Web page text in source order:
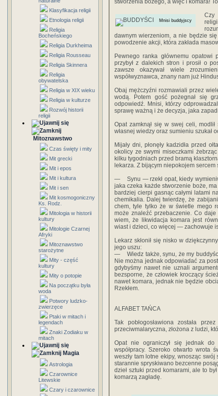
Klasyfikacja religii
Etnologia religii
Religia
Bocheńskiego
Religia Durkheima
Religia Rousseau
Religia Skinnera
Religia
obywatelska
Religia w XIX wieku
Religia w kulturze
Rozwój historii
religii
Mitoznawstwo
Czas święty i mity
Mit grecki
Mit i epos
Mit i kultura
Mit i sen
Mit kosmogoniczny
Ks. Rodz.
Mitologia w historii
kultury
Mitologie Czarnej
Afryki
Mitoznawstwo
starożytne
Mity - część
kultury
Mity o potopie
Na początku była
woda
Potwory ludzko-
zwierzęce
Ptaki w mitach i
legendach
Znaki Zodiaku w
mitach
Magia
Astrologia
Czarownice
Litewskie
Czary i czarownice
stworzenia bożego, a więc i komara!
Mnisi buddyjscy
Czy
dawnym wierzeniom, a nie będzie
powodzenie akcji, która zakłada
Pewnego ranka głównemu opatowi
przybył z dale­kich stron i prosił o
zawsze okazywał wiele
współwyznawca, znany nam już
Obaj mężczyźni rozmawiali przez
wodą. Potem gość pożegnał się
odpowiedź. Mnisi, którzy
sprawę ważną i że decyzja, jaka
Opat zamknął się w swej celi,
własnej wiedzy oraz sumieniu szukał
Mijały dni, płonęły kadzidła przed
okolicy ze swymi miseczkami
kilku tygodniach przed bra­mą
lekarza. Z bijącym niepokojem sercem
— Synu — rzekł opat, kiedy
jaka czeka każde stworzenie boże,
bardziej cierpi gasnąc ca­łymi latami
chemikalia. Dalej twierdzę, że
chem, tyle tylko że w świetle mego
może znaleźć prze­baczenie. Co
wiem, że likwidacja komara jest
wiast i dzieci, co więcej — zachowuje
Lekarz skłonił się nisko w
jego uszu:
— Wiedz także, synu, że my
Nie można jednak odpowiadać za
gdybyśmy nawet nie uznali
bezsporne, że człowiek kroczący
nawet koma­ra, jednak nie będzie
Rzekłem.
ALFABET TAŃCA
Tak pobłogosławiona została
przeciwmalaryczna, złożona z ludzi,
Opat nie ograniczył się jednak do
współpracy. Szeroko otwarto wrota
weszły tam lotne ekipy, wnosząc
starannie spryskiwano bezcenne
dzieł sztuki przed komarami, ale to
komarzą zagładę.